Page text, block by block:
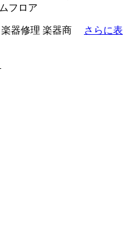
楽器修理 楽器商
さらに表